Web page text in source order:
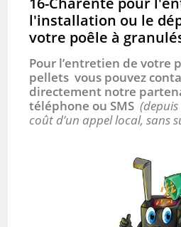
l'installation ou le
votre poêle à
Pour l’entretien de votre
pellets vous pouvez
directement notre
téléphone ou SMS
coût d’un appel local, sans